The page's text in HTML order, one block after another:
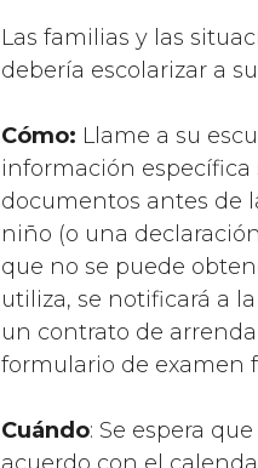
Las familias y las
debería escolarizar a
Cómo: Llame a su
información específica
documentos antes de
niño (o una
que no se puede
utiliza, se notificará a
un contrato de
formulario de examen
Cuándo: Se espera